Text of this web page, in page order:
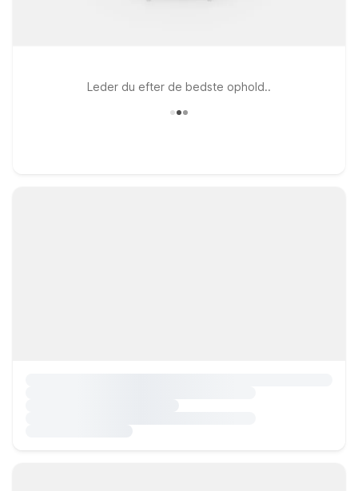
Leder du efter de bedste ophold..